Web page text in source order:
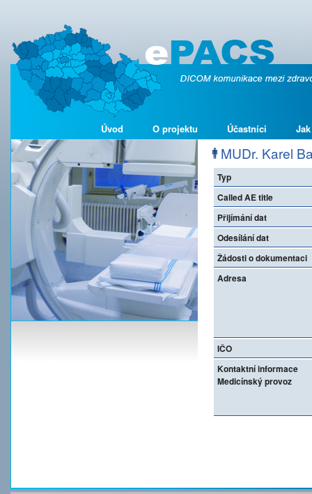
Úvod O projektu Účastníci
MUDr. Karel
Typ
Called AE title
Přijímání dat
Odesílání dat
Žádosti o dokumentaci
Adresa
IČO
Kontaktní informace
Medicínský provoz